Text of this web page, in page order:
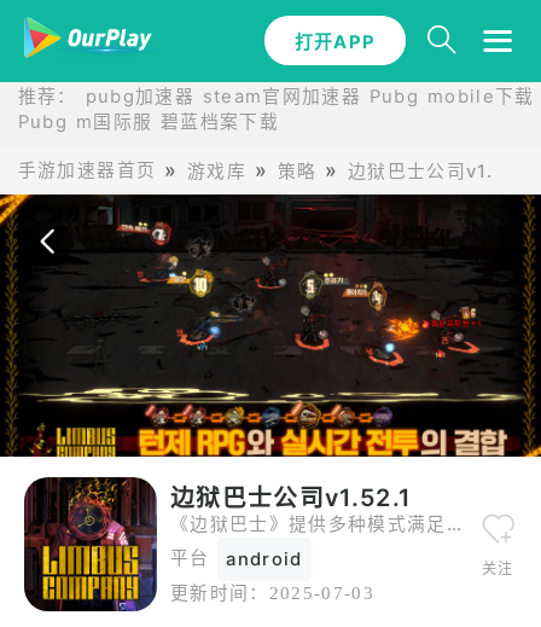
打开APP
推荐： pubg加速器 steam官网加速器 Pubg mobile下载
Pubg m国际服 碧蓝档案下载
手游加速器首页 游戏库 策略 边狱巴士公司v1.52.1
打开APP
边狱巴士公司v1.52.1
《边狱巴士》提供多种模式满足不同玩家需求，包括“经典闯关”“限时挑战”和“合作副本”。在“合作副本”中，玩家需与好友组队对抗巨型列车车厢，后者拥有高达310生命值和18护甲等级，需通过精准打击与战术配合才能击败 。这种模式设计不仅提升了可玩性，还增强了社交互动性。
平台
android
更新时间： 2025-07-03
关注